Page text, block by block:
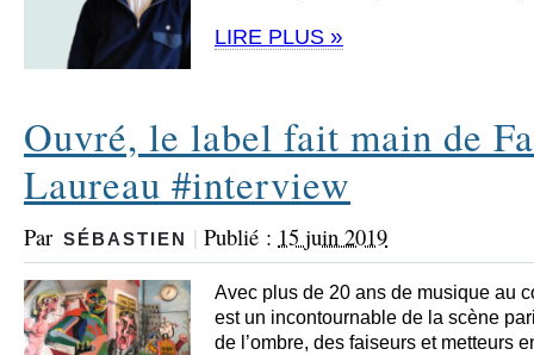
LIRE PLUS »
Ouvré, le label fait main de
Laureau #interview
Par SÉBASTIEN | Publié : 15 juin 2019
Avec plus de 20 ans de musique au
est un incontournable de la scène
de l’ombre, des faiseurs et metteurs